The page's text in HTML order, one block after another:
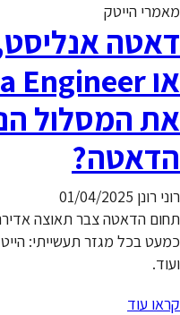
מאמרי הייטק
את המסלול
הדאטה?
רוני רונן 01/04/2025
תחום הדאטה צבר תאוצה
כמעט בכל מגזר תעשייתי:
ועוד.
קראו עוד